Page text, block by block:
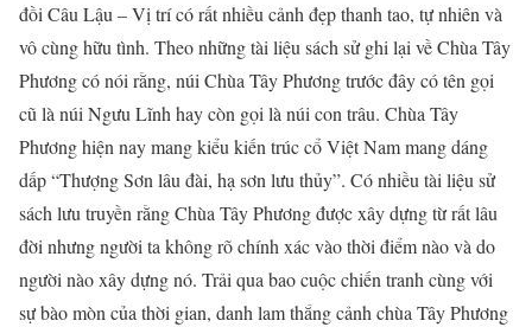
đồi Câu Lậu – Vị trí có rất nhiều cảnh đẹp thanh tao, tự nhiên và
vô cùng hữu tình. Theo những tài liệu sách sử ghi lại về Chùa Tây
Phương có nói rằng, núi Chùa Tây Phương trước đây có tên gọi
cũ là núi Ngưu Lĩnh hay còn gọi là núi con trâu. Chùa Tây
Phương hiện nay mang kiểu kiến trúc cổ Việt Nam mang dáng
dấp “Thượng Sơn lâu đài, hạ sơn lưu thủy”. Có nhiều tài liệu sử
sách lưu truyền rằng Chùa Tây Phương được xây dựng từ rất lâu
đời nhưng người ta không rõ chính xác vào thời điểm nào và do
người nào xây dựng nó. Trải qua bao cuộc chiến tranh cùng với
sự bào mòn của thời gian, danh lam thắng cảnh chùa Tây Phương